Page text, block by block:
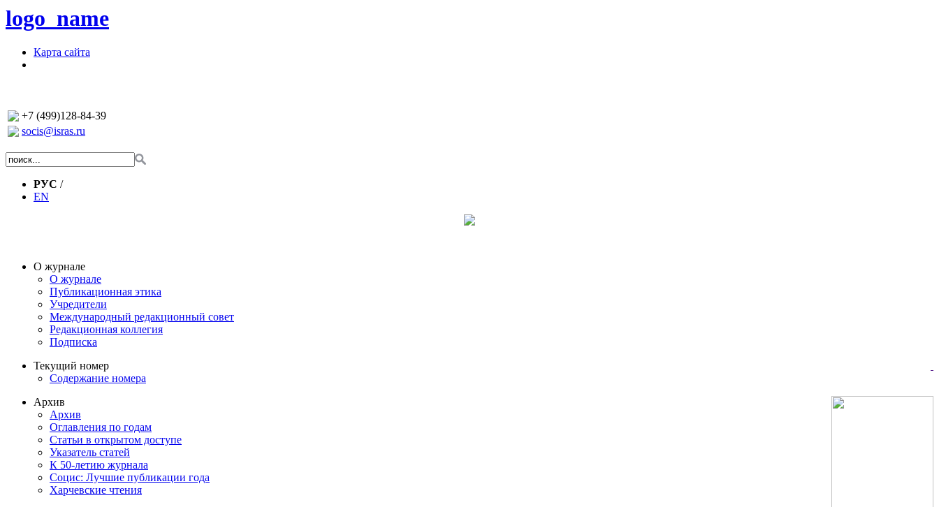
logo_name
Карта сайта
+7 (499)128-84-39
socis@isras.ru
РУС /
EN
О журнале
О журнале
Публикационная этика
Учредители
Международный редакционный совет
Редакционная коллегия
Подписка
Текущий номер
Содержание номера
Архив
Архив
Оглавления по годам
Статьи в открытом доступе
Указатель статей
К 50-летию журнала
Социс: Лучшие публикации года
Харчевские чтения